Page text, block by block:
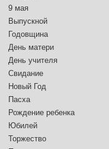
9 мая
Выпускной
Годовщина
День матери
День учителя
Свидание
Новый Год
Пасха
Рождение ребенка
Юбилей
Торжество